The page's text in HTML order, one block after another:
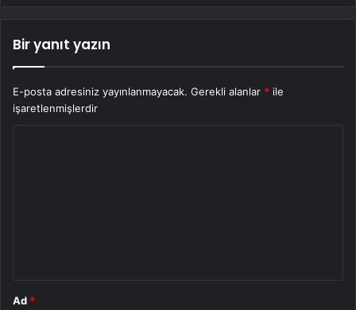
Bir yanıt yazın
E-posta adresiniz yayınlanmayacak. Gerekli alanlar * ile
işaretlenmişlerdir
Ad *